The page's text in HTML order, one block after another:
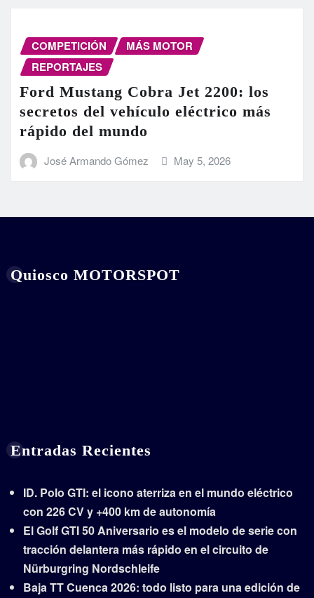
COMPETICIÓN
MÁS MOTOR
REPORTAJES
Ford Mustang Cobra Jet 2200: los
secretos del vehículo eléctrico más
rápido del mundo
José Armando Gómez May 5, 2026
Quiosco MOTORSPOT
Entradas Recientes
ID. Polo GTI: el icono aterriza en el mundo eléctrico
con 226 CV y +400 km de autonomía
El Golf GTI 50 Aniversario es el modelo de serie con
tracción delantera más rápido en el circuito de
Nürburgring Nordschleife
Baja TT Cuenca 2026: todo listo para una edición de